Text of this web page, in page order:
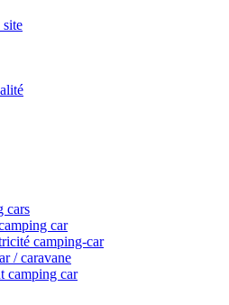
cars
car
camping-car
/ caravane
camping car